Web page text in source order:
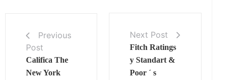
Previous
Post
Califica The
New York
Next Post
Fitch Ratings
y Standart &
Poor ´ s